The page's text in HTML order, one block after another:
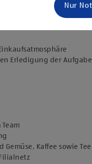
mitzugestalten
Erledigung der
Kaffee sowie Tee
Nur